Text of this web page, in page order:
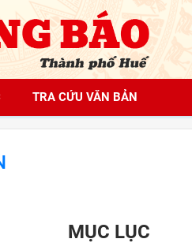
TRA CỨU VĂN BẢN
MỤC LỤC